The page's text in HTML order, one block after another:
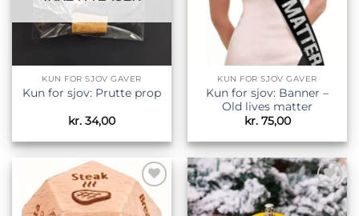
KUN FOR SJOV GAVER
Kun for sjov: Prutte prop
kr. 34,00
KUN FOR SJOV GAVER
Kun for sjov: Banner –
Old lives matter
kr.75,00
Tilføj til
ønskeliste
Tilføj til
ønskeliste